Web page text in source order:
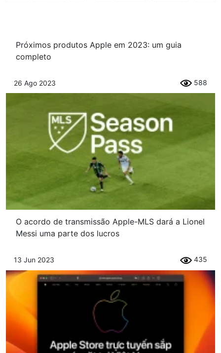
Próximos produtos Apple em 2023: um guia
completo
26 Ago 2023 588
O acordo de transmissão Apple-MLS dará a Lionel
Messi uma parte dos lucros
13 Jun 2023 435